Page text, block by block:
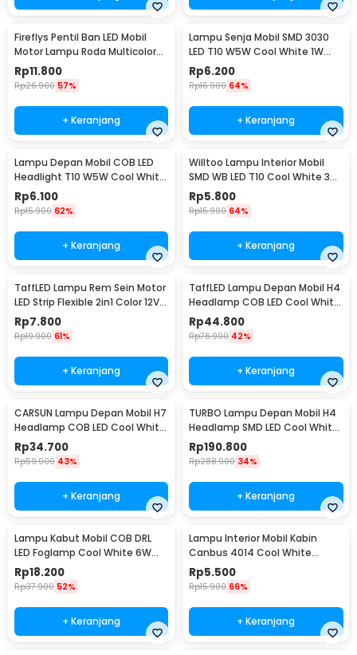
Fireflys Pentil Ban LED Mobil
Motor Lampu Roda Multicolor
2PCS - AG10
Rp11.800
Rp26.900 57%
+ Keranjang
Lampu Senja Mobil SMD 3030
LED T10 W5W Cool White 1W
12/24V 2 PCS
Rp6.200
Rp16.900 64%
+ Keranjang
Lampu Depan Mobil COB LED
Headlight T10 W5W Cool White
1W 12V 2 PCS - T10-W5
Rp6.100
Rp15.900 62%
+ Keranjang
Willtoo Lampu Interior Mobil
SMD WB LED T10 Cool White 3W
12V - YSY-PL
Rp5.800
Rp15.900 64%
+ Keranjang
TaffLED Lampu Rem Sein Motor
LED Strip Flexible 2in1 Color 12V
20cm
Rp7.800
Rp19.900 61%
+ Keranjang
TaffLED Lampu Depan Mobil H4
Headlamp COB LED Cool White
36W 2 PCS - C6
Rp44.800
Rp76.900 42%
+ Keranjang
CARSUN Lampu Depan Mobil H7
Headlamp COB LED Cool White
36W 2 PCS - C6
Rp34.700
Rp59.900 43%
+ Keranjang
TURBO Lampu Depan Mobil H4
Headlamp SMD LED Cool White
40W 2 PCS - T1
Rp190.800
Rp288.900 34%
+ Keranjang
Lampu Kabut Mobil COB DRL
LED Foglamp Cool White 6W
12V 190mm - MA357
Rp18.200
Rp37.900 52%
+ Keranjang
Lampu Interior Mobil Kabin
Canbus 4014 Cool White
31mm 12SMD LED
Rp5.500
Rp15.900 66%
+ Keranjang